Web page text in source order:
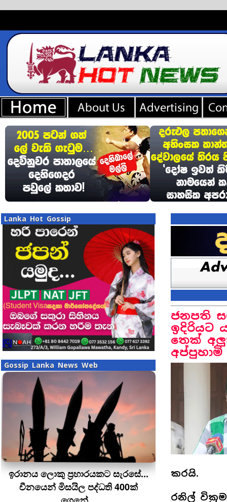
Lanka Hot Gossip
Gossip Lanka News Web
ඉරානය ලොකු ප‍්‍රහාරයකට සැරසේ...
චීනයෙන් මිසයිල පද්ධති 400ක්
ජනපති
ඉදිරියට
තෙක්
අප්පුහාමි
කරයි.
රනිල්